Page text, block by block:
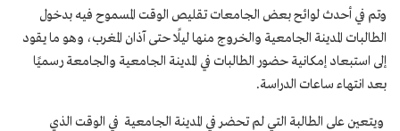
وتم في أحدث لوائح بعض الجامعات تقليص الوقت المسموح فيه بدخول
الطالبات المدينة الجامعية والخروج منها ليلًا حتى آذان المغرب، وهو ما يقود
إلى استبعاد إمكانية حضور الطالبات في المدينة الجامعية والجامعة رسميًا
بعد انتهاء ساعات الدراسة.
ويتعين على الطالبة التي لم تحضر في المدينة الجامعية في الوقت الذي